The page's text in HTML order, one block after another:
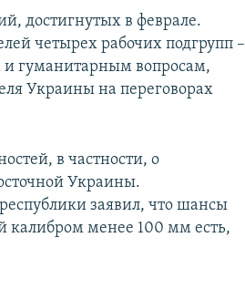
достигнутых в феврале.
четырех рабочих подгрупп –
и гуманитарным вопросам,
Украины на переговорах
в частности, о
Украины.
заявил, что шансы
калибром менее 100 мм есть,